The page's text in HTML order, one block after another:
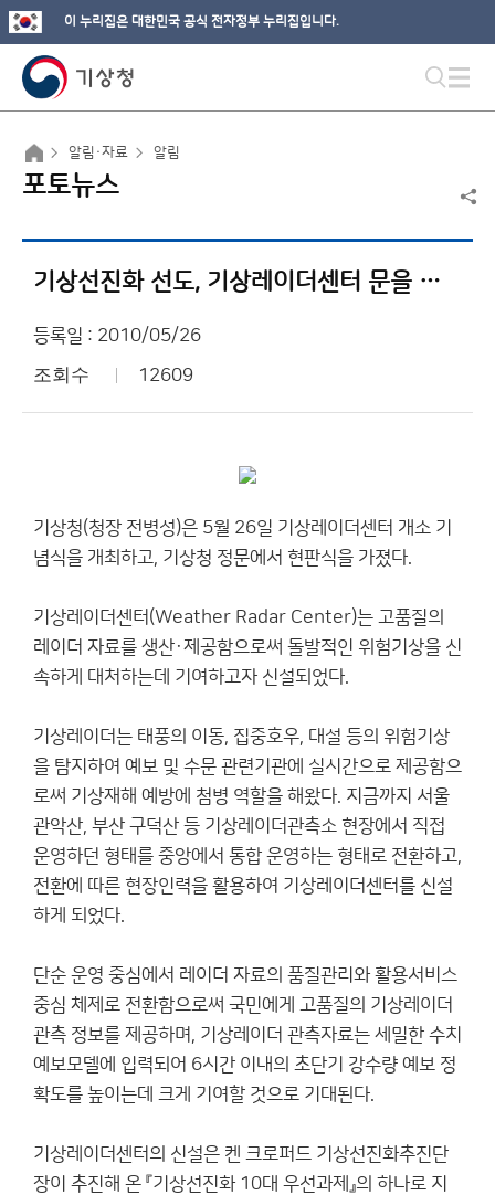
이 누리집은 대한민국 공식 전자정부 누리집입니다.
알림·자료 알림
포토뉴스
기상선진화 선도, 기상레이더센터 문을 열다
등록일 : 2010/05/26
조회수 12609
기상청(청장 전병성)은 5월 26일 기상레이더센터 개소 기
념식을 개최하고, 기상청 정문에서 현판식을 가졌다.
기상레이더센터(Weather Radar Center)는 고품질의
레이더 자료를 생산·제공함으로써 돌발적인 위험기상을 신
속하게 대처하는데 기여하고자 신설되었다.
기상레이더는 태풍의 이동, 집중호우, 대설 등의 위험기상
을 탐지하여 예보 및 수문 관련기관에 실시간으로 제공함으
로써 기상재해 예방에 첨병 역할을 해왔다. 지금까지 서울
관악산, 부산 구덕산 등 기상레이더관측소 현장에서 직접
운영하던 형태를 중앙에서 통합 운영하는 형태로 전환하고,
전환에 따른 현장인력을 활용하여 기상레이더센터를 신설
하게 되었다.
단순 운영 중심에서 레이더 자료의 품질관리와 활용서비스
중심 체제로 전환함으로써 국민에게 고품질의 기상레이더
관측 정보를 제공하며, 기상레이더 관측자료는 세밀한 수치
예보모델에 입력되어 6시간 이내의 초단기 강수량 예보 정
확도를 높이는데 크게 기여할 것으로 기대된다.
기상레이더센터의 신설은 켄 크로퍼드 기상선진화추진단
장이 추진해 온 『기상선진화 10대 우선과제』의 하나로 지